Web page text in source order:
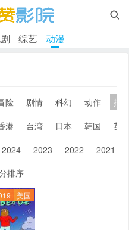

综艺 动漫
险 剧情 科幻 动作
搞
港 台湾 日本 韩国
英
2024 2023 2022 2021
排序
美国